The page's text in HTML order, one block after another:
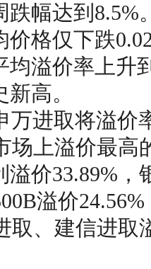
跌幅达到8.5%
价格仅下跌
均溢价率上升
高。
进取将溢价
场上溢价最高
溢价33.89%，
溢价
取、建信进取